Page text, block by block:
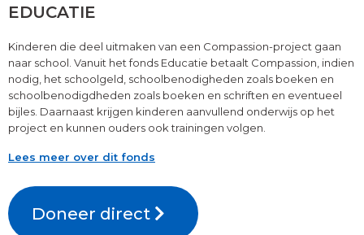
EDUCATIE
Kinderen die deel uitmaken van een Compassion-project gaan
naar school. Vanuit het fonds Educatie betaalt Compassion, indien
nodig, het schoolgeld, schoolbenodigheden zoals boeken en
schoolbenodigdheden zoals boeken en schriften en eventueel
bijles. Daarnaast krijgen kinderen aanvullend onderwijs op het
project en kunnen ouders ook trainingen volgen.
Lees meer over dit fonds
Doneer direct